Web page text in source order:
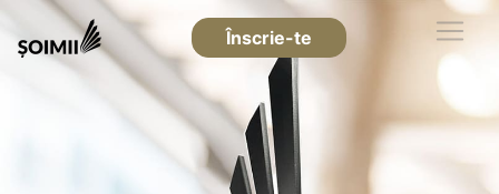
Înscrie-te